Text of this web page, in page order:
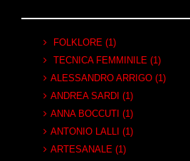
FOLKLORE (1)
TECNICA FEMMINILE (1)
ALESSANDRO ARRIGO (1)
ANDREA SARDI (1)
ANNA BOCCUTI (1)
ANTONIO LALLI (1)
ARTESANALE (1)